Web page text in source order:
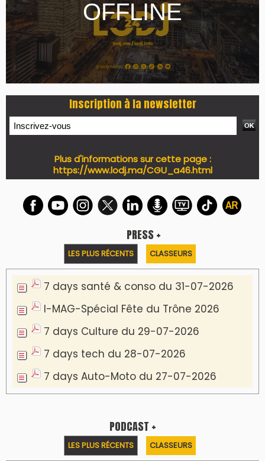
Inscription à la newsletter
Plus d'informations sur cette page :
https://www.lodj.ma/CGU_a46.html
PRESS +
LES PLUS RÉCENTS CLASSEURS
7 days santé & conso du 31-07-2026
I-MAG-Spécial Fête du Trône 2026
7 days Culture du 29-07-2026
7 days tech du 28-07-2026
7 days Auto-Moto du 27-07-2026
PODCAST +
LES PLUS RÉCENTS CLASSEURS